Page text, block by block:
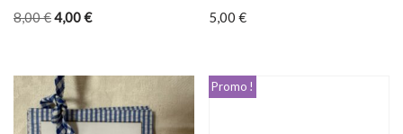
8,00€4,00€ 5,00€
Promo !